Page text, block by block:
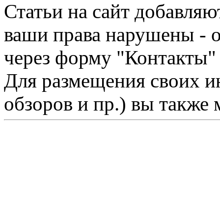
Статьи на сайт
ваши права нарушены -
через форму "Контакты"
Для размещения своих
обзоров и пр.) вы также